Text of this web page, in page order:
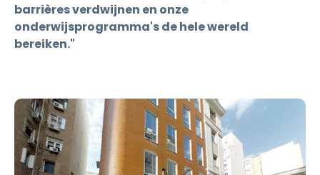
barrières verdwijnen en onze
onderwijsprogramma's de hele wereld
bereiken."